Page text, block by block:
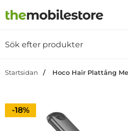
Startsidan för
Startsidan Hoco Hair Plattång
Priset är nedsatt med
-18%